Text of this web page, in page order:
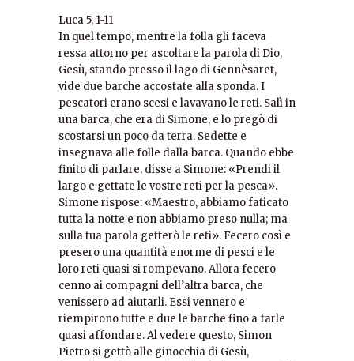
Luca 5, 1-11
In quel tempo, mentre la folla gli faceva
ressa attorno per ascoltare la parola di Dio,
Gesù, stando presso il lago di Gennèsaret,
vide due barche accostate alla sponda. I
pescatori erano scesi e lavavano le reti. Salì in
una barca, che era di Simone, e lo pregò di
scostarsi un poco da terra. Sedette e
insegnava alle folle dalla barca. Quando ebbe
finito di parlare, disse a Simone: «Prendi il
largo e gettate le vostre reti per la pesca».
Simone rispose: «Maestro, abbiamo faticato
tutta la notte e non abbiamo preso nulla; ma
sulla tua parola getterò le reti». Fecero così e
presero una quantità enorme di pesci e le
loro reti quasi si rompevano. Allora fecero
cenno ai compagni dell’altra barca, che
venissero ad aiutarli. Essi vennero e
riempirono tutte e due le barche fino a farle
quasi affondare. Al vedere questo, Simon
Pietro si gettò alle ginocchia di Gesù,